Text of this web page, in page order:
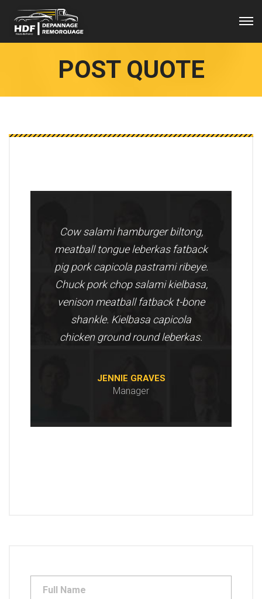
POST QUOTE
Cow salami hamburger biltong,
meatball tongue leberkas fatback
pig pork capicola pastrami ribeye.
Chuck pork chop salami kielbasa,
venison meatball fatback t-bone
shankle. Kielbasa capicola
chicken ground round leberkas.
JENNIE GRAVES
Manager